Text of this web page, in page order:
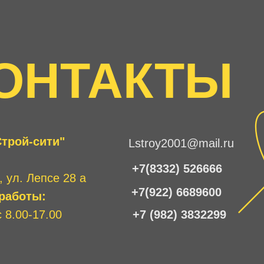
Lstroy2001@mail.ru
+7 (982) 3832299
+7(8332) 526666
+7(922) 6689600
сити"
ул. Лепсе 28 а
17.00